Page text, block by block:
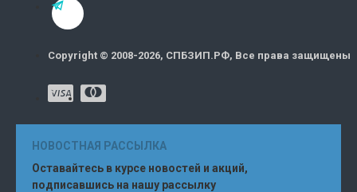
Copyright © 2008-2026, СПБЗИП.РФ, Все права защищены
НОВОСТНАЯ РАССЫЛКА
Оставайтесь в курсе новостей и акций,
подписавшись на нашу рассылку